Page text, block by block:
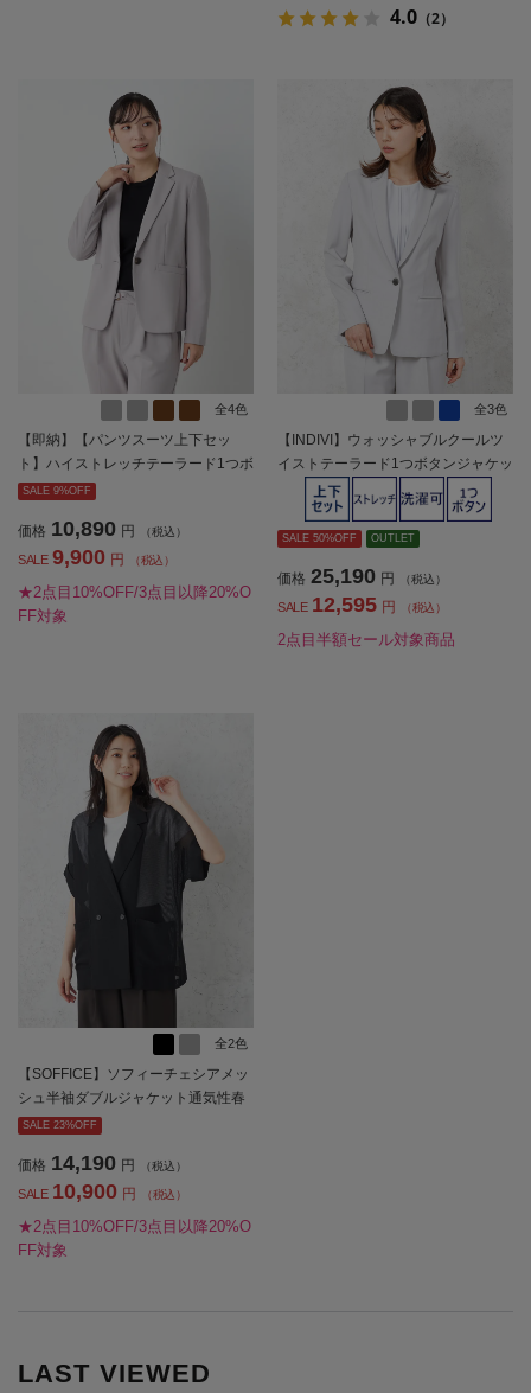
4.0 （2）
全4色
【即納】【パンツスーツ上下セッ
ト】ハイストレッチテーラード1つボ
タンジャケットパンツセット【WEB
SALE 9%OFF
価格 10,890 円 （税込）
SALE 9,900 円 （税込）
★2点目10%OFF/3点目以降20%O
FF対象
全3色
【INDIVI】ウォッシャブルクールツ
イストテーラード1つボタンジャケッ
ト無地【レディース】
SALE 50%OFF OUTLET
価格 25,190 円 （税込）
SALE 12,595 円 （税込）
2点目半額セール対象商品
全2色
【SOFFICE】ソフィーチェシアメッ
シュ半袖ダブルジャケット通気性春
夏SALE 23%OFF
価格 14,190 円 （税込）
SALE 10,900 円 （税込）
★2点目10%OFF/3点目以降20%O
FF対象
LAST VIEWED